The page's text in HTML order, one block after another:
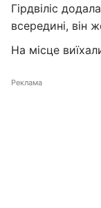
Гірдвіліс
всередині, він
На місце
Реклама